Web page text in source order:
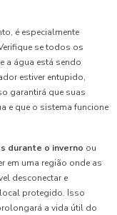
é especialmente
se todos os
a água está sendo
estiver entupido,
garantirá que suas
e que o sistema funcione
durante o inverno ou
em uma região onde as
desconectar e
protegido. Isso
a vida útil do